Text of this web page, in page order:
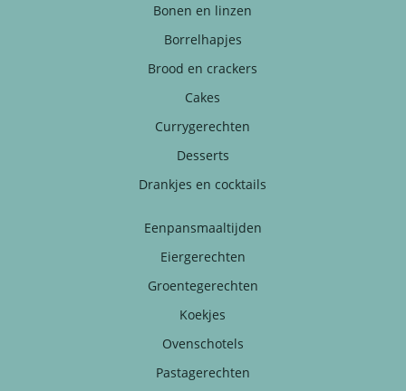
Bonen en linzen
Borrelhapjes
Brood en crackers
Cakes
Currygerechten
Desserts
Drankjes en cocktails
Eenpansmaaltijden
Eiergerechten
Groentegerechten
Koekjes
Ovenschotels
Pastagerechten